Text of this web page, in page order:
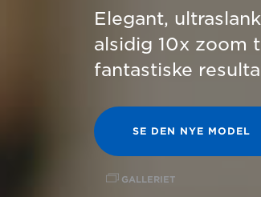
Elegant,
alsidig 10x zoom
fantastiske
SE DEN NYE MODEL
GALLERIET